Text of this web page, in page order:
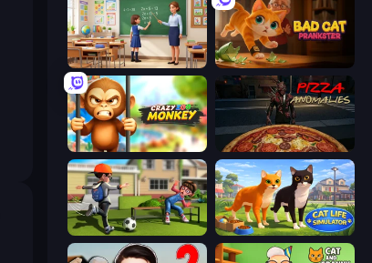
High School Teacher Simulator Bad Cat Prankster
Crazy Zoo Monkey Pizza Anomalies
The Prank King Cat Life Simulator 3D